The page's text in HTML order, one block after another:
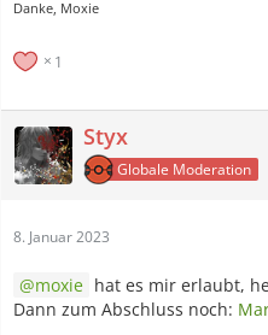
Danke, Moxie
1
Styx
Globale Moderation
8. Januar 2023
moxie hat es mir erlaubt,
Dann zum Abschluss noch: